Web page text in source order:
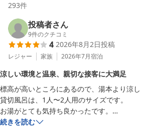
293件
投稿者さん
9件のクチコミ
4 2026年8月2日投稿
レジャー 家族 2026年7月宿泊
涼しい環境と温泉、親切な接客に大満足
標高が高いところにあるので、湯本より涼し
貸切風呂は、1人〜2人用のサイズです。
お湯がとても気持ち良かったです。
食事処は、半個室で落ち着いて食べられまし
続きを読む